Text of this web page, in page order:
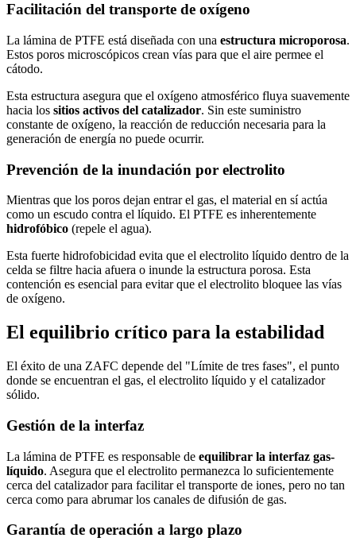
Facilitación del transporte de oxígeno
La lámina de PTFE está diseñada con una estructura microporosa.
Estos poros microscópicos crean vías para que el aire permee el
cátodo.
Esta estructura asegura que el oxígeno atmosférico fluya suavemente
hacia los sitios activos del catalizador. Sin este suministro
constante de oxígeno, la reacción de reducción necesaria para la
generación de energía no puede ocurrir.
Prevención de la inundación por electrolito
Mientras que los poros dejan entrar el gas, el material en sí actúa
como un escudo contra el líquido. El PTFE es inherentemente
hidrofóbico (repele el agua).
Esta fuerte hidrofobicidad evita que el electrolito líquido dentro de la
celda se filtre hacia afuera o inunde la estructura porosa. Esta
contención es esencial para evitar que el electrolito bloquee las vías
de oxígeno.
El equilibrio crítico para la estabilidad
El éxito de una ZAFC depende del "Límite de tres fases", el punto
donde se encuentran el gas, el electrolito líquido y el catalizador
sólido.
Gestión de la interfaz
La lámina de PTFE es responsable de equilibrar la interfaz gas-
líquido. Asegura que el electrolito permanezca lo suficientemente
cerca del catalizador para facilitar el transporte de iones, pero no tan
cerca como para abrumar los canales de difusión de gas.
Garantía de operación a largo plazo